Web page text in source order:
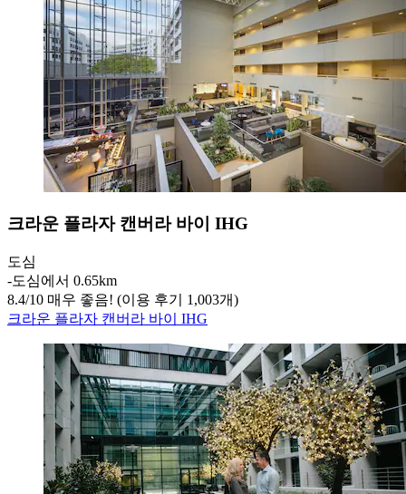
크라운 플라자 캔버라 바이 IHG
도심
‐도심에서 0.65km
8.4/10 매우 좋음! (이용 후기 1,003개)
크라운 플라자 캔버라 바이 IHG